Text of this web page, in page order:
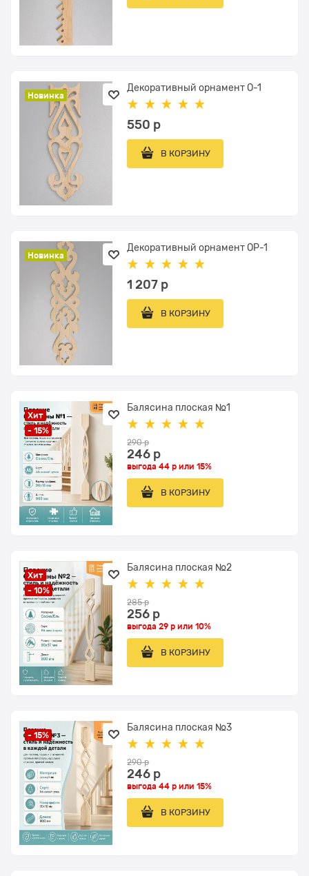
Новинка
Декоративный орнамент О-1
550 р
В КОРЗИНУ
Новинка
Декоративный орнамент ОР-1
1 207 р
В КОРЗИНУ
Хит
- 15%
Балясина плоская №1
290 р
246 р
выгода44 р или15%
В КОРЗИНУ
Хит
- 10%
Балясина плоская №2
285 р
256 р
выгода29 р или10%
В КОРЗИНУ
- 15%
Балясина плоская №3
290 р
246 р
выгода44 р или15%
В КОРЗИНУ